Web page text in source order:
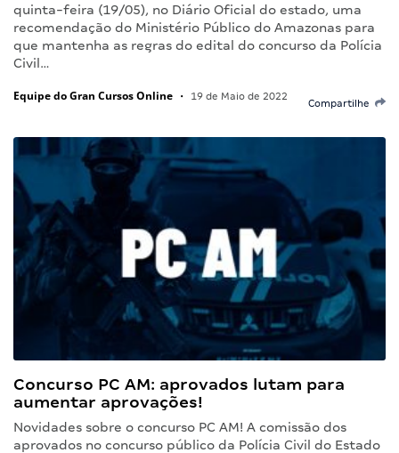
quinta-feira (19/05), no Diário Oficial do estado, uma
recomendação do Ministério Público do Amazonas para
que mantenha as regras do edital do concurso da Polícia
Civil…
Equipe do Gran Cursos Online • 19 de Maio de 2022
Compartilhe
Concurso PC AM: aprovados lutam para
aumentar aprovações!
Novidades sobre o concurso PC AM! A comissão dos
aprovados no concurso público da Polícia Civil do Estado